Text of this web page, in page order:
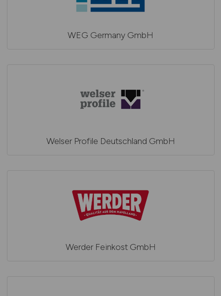
WEG Germany GmbH
Welser Profile Deutschland GmbH
Werder Feinkost GmbH